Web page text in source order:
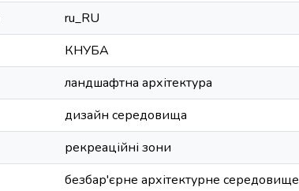
ru_RU
КНУБА
ландшафтна архітектура
дизайн середовища
рекреаційні зони
безбар'єрне архітектурне середовище